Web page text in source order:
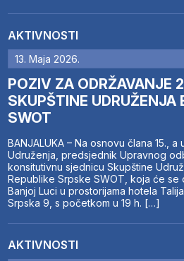
AKTIVNOSTI
13. Maja 2026.
POZIV ZA ODRŽAVANJE
SKUPŠTINE UDRUŽENJA
SWOT
BANJALUKA – Na osnovu člana 15., a
Udruženja, predsjednik Upravnog
konsitutivnu sjednicu Skupštine
Republike Srpske SWOT, koja će se
Banjoj Luci u prostorijama hotela
Srpska 9, s početkom u 19 h. […]
AKTIVNOSTI